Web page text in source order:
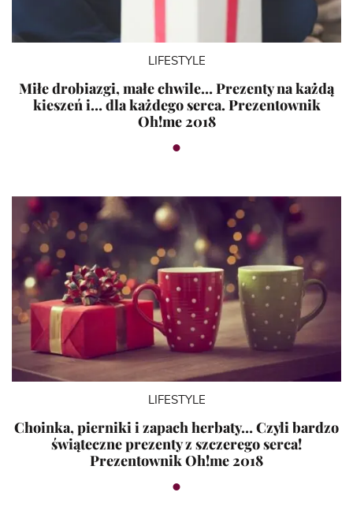
LIFESTYLE
Miłe drobiazgi, małe chwile… Prezenty na każdą
kieszeń i… dla każdego serca. Prezentownik
Oh!me 2018
LIFESTYLE
Choinka, pierniki i zapach herbaty… Czyli bardzo
świąteczne prezenty z szczerego serca!
Prezentownik Oh!me 2018